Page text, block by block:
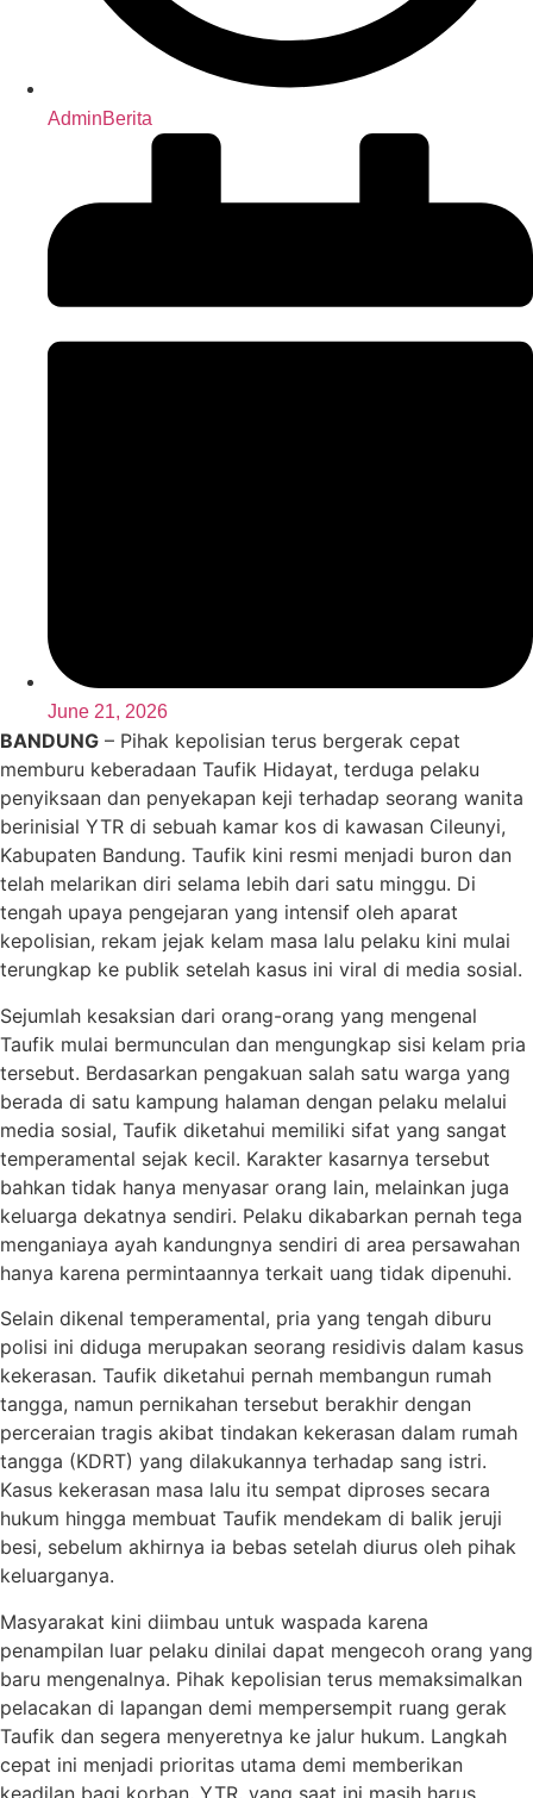
AdminBerita
June 21, 2026
BANDUNG – Pihak kepolisian terus bergerak cepat
memburu keberadaan Taufik Hidayat, terduga pelaku
penyiksaan dan penyekapan keji terhadap seorang wanita
berinisial YTR di sebuah kamar kos di kawasan Cileunyi,
Kabupaten Bandung. Taufik kini resmi menjadi buron dan
telah melarikan diri selama lebih dari satu minggu. Di
tengah upaya pengejaran yang intensif oleh aparat
kepolisian, rekam jejak kelam masa lalu pelaku kini mulai
terungkap ke publik setelah kasus ini viral di media sosial.
Sejumlah kesaksian dari orang-orang yang mengenal
Taufik mulai bermunculan dan mengungkap sisi kelam pria
tersebut. Berdasarkan pengakuan salah satu warga yang
berada di satu kampung halaman dengan pelaku melalui
media sosial, Taufik diketahui memiliki sifat yang sangat
temperamental sejak kecil. Karakter kasarnya tersebut
bahkan tidak hanya menyasar orang lain, melainkan juga
keluarga dekatnya sendiri. Pelaku dikabarkan pernah tega
menganiaya ayah kandungnya sendiri di area persawahan
hanya karena permintaannya terkait uang tidak dipenuhi.
Selain dikenal temperamental, pria yang tengah diburu
polisi ini diduga merupakan seorang residivis dalam kasus
kekerasan. Taufik diketahui pernah membangun rumah
tangga, namun pernikahan tersebut berakhir dengan
perceraian tragis akibat tindakan kekerasan dalam rumah
tangga (KDRT) yang dilakukannya terhadap sang istri.
Kasus kekerasan masa lalu itu sempat diproses secara
hukum hingga membuat Taufik mendekam di balik jeruji
besi, sebelum akhirnya ia bebas setelah diurus oleh pihak
keluarganya.
Masyarakat kini diimbau untuk waspada karena
penampilan luar pelaku dinilai dapat mengecoh orang yang
baru mengenalnya. Pihak kepolisian terus memaksimalkan
pelacakan di lapangan demi mempersempit ruang gerak
Taufik dan segera menyeretnya ke jalur hukum. Langkah
cepat ini menjadi prioritas utama demi memberikan
keadilan bagi korban, YTR, yang saat ini masih harus